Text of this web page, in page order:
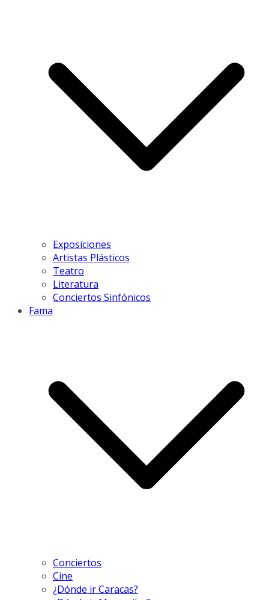
Exposiciones
Artistas Plásticos
Teatro
Literatura
Conciertos Sinfónicos
Fama
Conciertos
Cine
¿Dónde ir Caracas?